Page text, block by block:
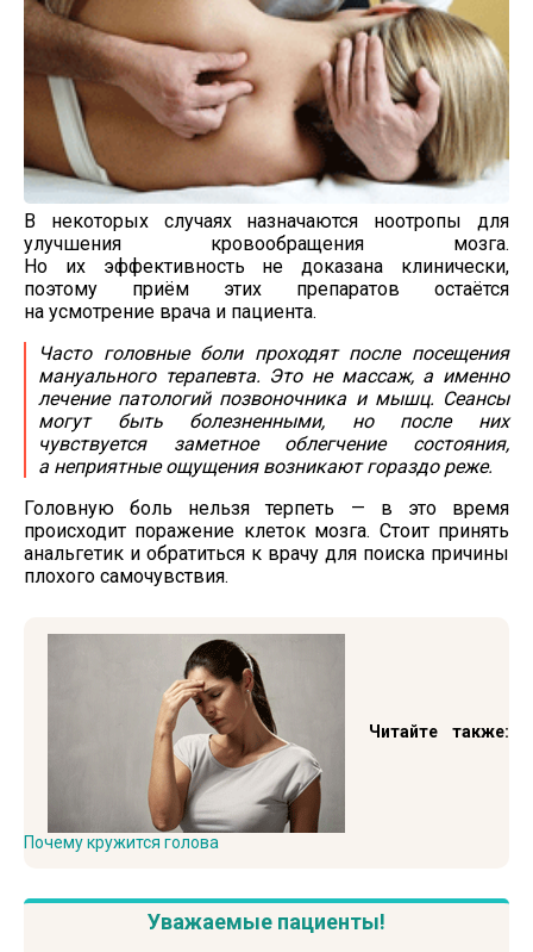
В некоторых случаях назначаются ноотропы для
улучшения кровообращения мозга.
Но их эффективность не доказана клинически,
поэтому приём этих препаратов остаётся
на усмотрение врача и пациента.
Часто головные боли проходят после посещения
мануального терапевта. Это не массаж, а именно
лечение патологий позвоночника и мышц. Сеансы
могут быть болезненными, но после них
чувствуется заметное облегчение состояния,
а неприятные ощущения возникают гораздо реже.
Головную боль нельзя терпеть — в это время
происходит поражение клеток мозга. Стоит принять
анальгетик и обратиться к врачу для поиска причины
плохого самочувствия.
Читайте также:
Почему кружится голова
Уважаемые пациенты!